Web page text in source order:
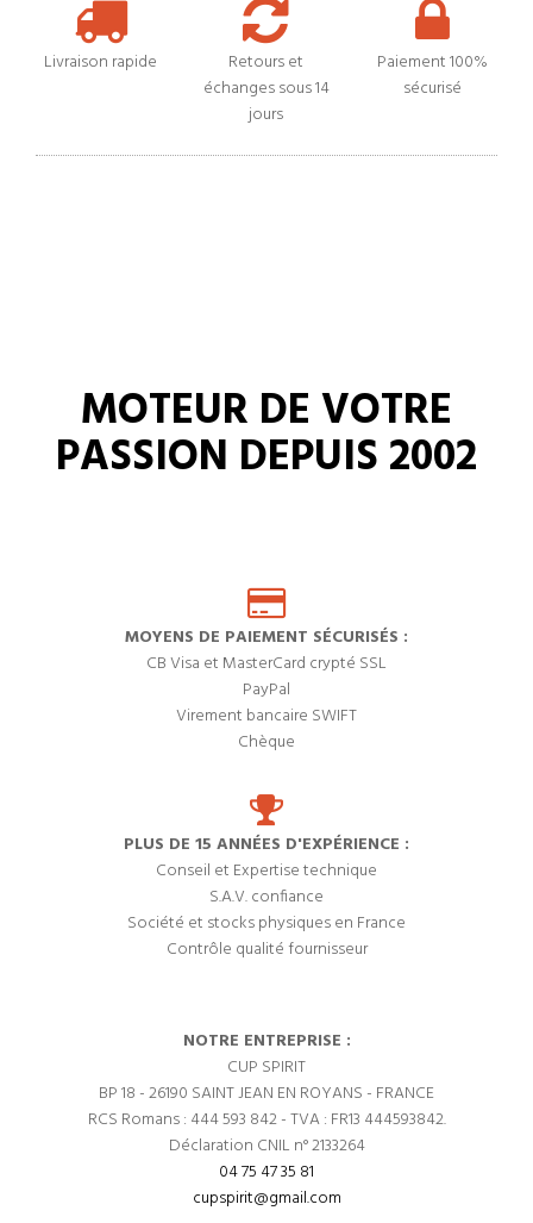
Livraison rapide
Retours et
échanges sous 14
jours
Paiement 100%
sécurisé
MOTEUR DE VOTRE
PASSION DEPUIS 2002
MOYENS DE PAIEMENT SÉCURISÉS :
CB Visa et MasterCard crypté SSL
PayPal
Virement bancaire SWIFT
Chèque
PLUS DE 15 ANNÉES D'EXPÉRIENCE :
Conseil et Expertise technique
S.A.V. confiance
Société et stocks physiques en France
Contrôle qualité fournisseur
NOTRE ENTREPRISE :
CUP SPIRIT
BP 18 - 26190 SAINT JEAN EN ROYANS - FRANCE
RCS Romans : 444 593 842 - TVA : FR13 444593842.
Déclaration CNIL n° 2133264
04 75 47 35 81
cupspirit@gmail.com